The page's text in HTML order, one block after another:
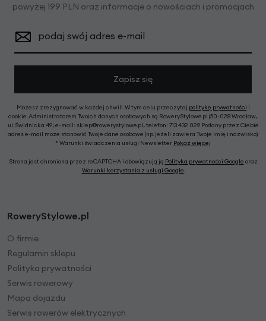
powyżej 199 PLN oraz informacje o nowościach i promocjach
podaj swój adres e-mail
Zapisz się
Możesz zrezygnować w każdej chwili. W tym celu przeczytaj politykę prywatności i
cookie. Administratorem Twoich danych osobowych są RoweryStylowe.pl (50-028 Wrocław,
ul. Świdnicka 49; e-mail: sklep@rowerystylowe.pl, telefon: 713 432 029. Podany przez Ciebie
adres e-mail może stanowić Twoje dane osobowe (np. jeżeli zawiera Twoje imię i nazwisko).
* Warunki świadczenia usługi Newsletter Pokaż więcej
Strona jest chroniona przez reCAPTCHA i obowiązują ją Polityka prywatności Google oraz
Warunki korzystania z usługi Google.
RoweryStylowe.pl
O firmie
Regulamin sklepu
Polityka prywatności
Serwis rowerowy
Mapa dojazdu
Serwis rowerów elektrycznych